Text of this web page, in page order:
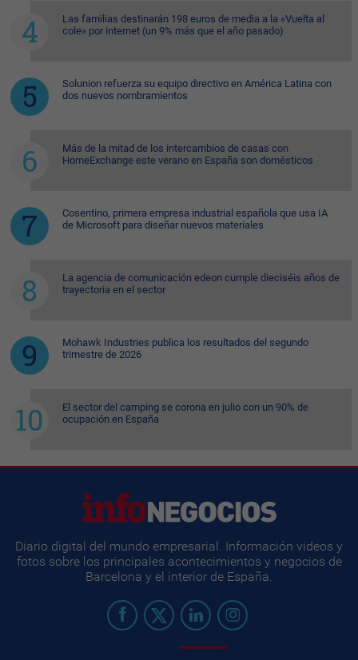
Las familias destinarán 198 euros de media a la «Vuelta al
cole» por internet (un 9% más que el año pasado)
Solunion refuerza su equipo directivo en América Latina con
dos nuevos nombramientos
Más de la mitad de los intercambios de casas con
HomeExchange este verano en España son domésticos
Cosentino, primera empresa industrial española que usa IA
de Microsoft para diseñar nuevos materiales
La agencia de comunicación edeon cumple dieciséis años de
trayectoria en el sector
Mohawk Industries publica los resultados del segundo
trimestre de 2026
El sector del camping se corona en julio con un 90% de
ocupación en España
Diario digital del mundo empresarial. Información videos y
fotos sobre los principales acontecimientos y negocios de
Barcelona y el interior de España.